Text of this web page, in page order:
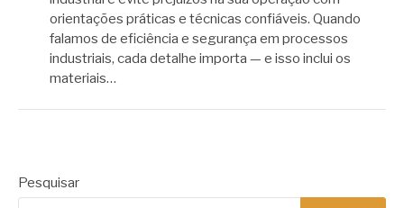
orientações práticas e técnicas confiáveis. Quando
falamos de eficiência e segurança em processos
industriais, cada detalhe importa — e isso inclui os
materiais…
Pesquisar